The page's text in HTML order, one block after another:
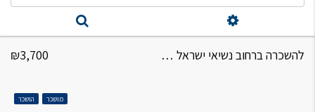
להשכרה ברחוב נשיאי ישראל דירת 4 חדרים ₪3,700
מושכר הושכר